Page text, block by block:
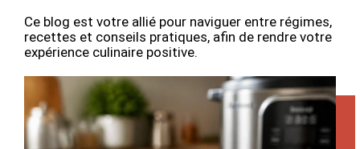
Ce blog est votre allié pour naviguer entre régimes,
recettes et conseils pratiques, afin de rendre votre
expérience culinaire positive.